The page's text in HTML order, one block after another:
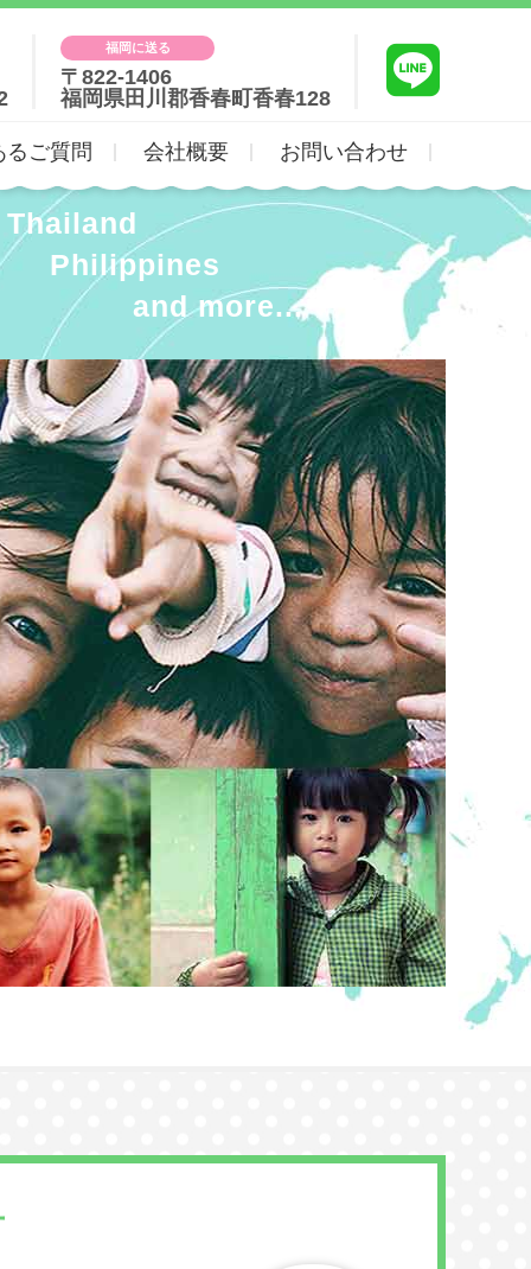
福岡に送る
〒822-1406
福岡県田川郡香春町香春128
るご質問 会社概要 お問い合わせ
Thailand
Philippines
and more...